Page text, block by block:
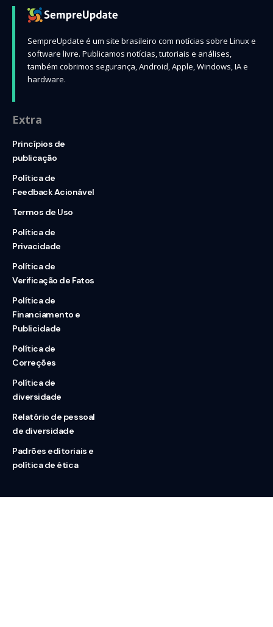
SempreUpdate é um site brasileiro com notícias sobre Linux e
software livre. Publicamos notícias, tutoriais e análises,
também cobrimos segurança, Android, Apple, Windows, IA e
hardware.
Extra
Princípios de
publicação
Política de
Feedback Acionável
Termos de Uso
Política de
Privacidade
Política de
Verificação de Fatos
Política de
Financiamento e
Publicidade
Política de
Correções
Política de
diversidade
Relatório de pessoal
de diversidade
Padrões editoriais e
política de ética